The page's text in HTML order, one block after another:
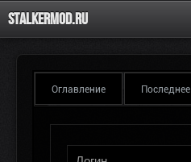
Stalkermod.ru
Оглавление Последнее